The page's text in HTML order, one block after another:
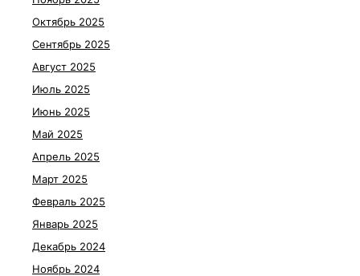
Октябрь 2025
Сентябрь 2025
Август 2025
Июль 2025
Июнь 2025
Май 2025
Апрель 2025
Март 2025
Февраль 2025
Январь 2025
Декабрь 2024
Ноябрь 2024